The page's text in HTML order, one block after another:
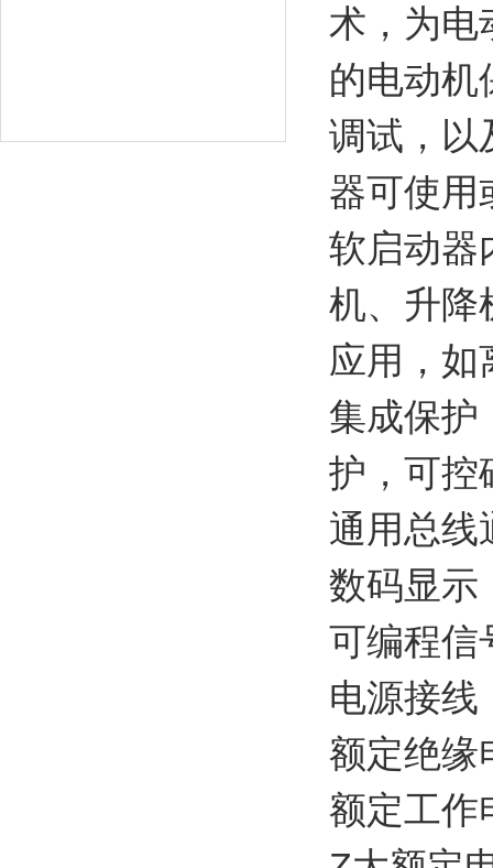
术，为电
的电动机
调试，以
器可使用
软启动器
机、升降
应用，如
集成保护
护，可控
通用总线
数码显示
可编程信
电源接
额定绝缘
额定工作